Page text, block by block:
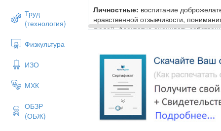
Труд
(технология)
Физкультура
ИЗО
МХК
ОБЗР
(ОБЖ)
Личностные: воспитание
нравственной отзывчивости,
людей. Адекватно оценивать
Метапредметные
- регулятивные:
деятельности до получения её
учителя и товарищей, планируют
- познавательные:высказывают
вопросы, применяют модели для